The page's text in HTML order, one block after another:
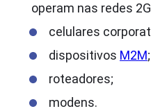
operam nas redes
celulares
dispositivos M2M;
roteadores;
modens.